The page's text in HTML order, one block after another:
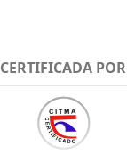
CERTIFICADA POR